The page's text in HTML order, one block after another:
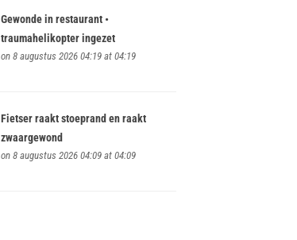
Gewonde in restaurant •
traumahelikopter ingezet
on 8 augustus 2026 04:19 at 04:19
Fietser raakt stoeprand en raakt
zwaargewond
on 8 augustus 2026 04:09 at 04:09